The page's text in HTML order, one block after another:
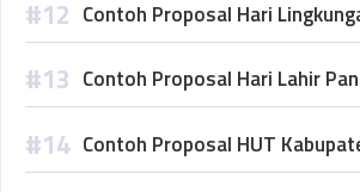
Contoh Proposal Hari
Contoh Proposal Hari Lahir
Contoh Proposal HUT